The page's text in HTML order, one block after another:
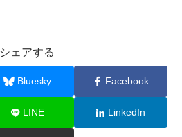
シェアする
Bluesky Facebook
LINE LinkedIn